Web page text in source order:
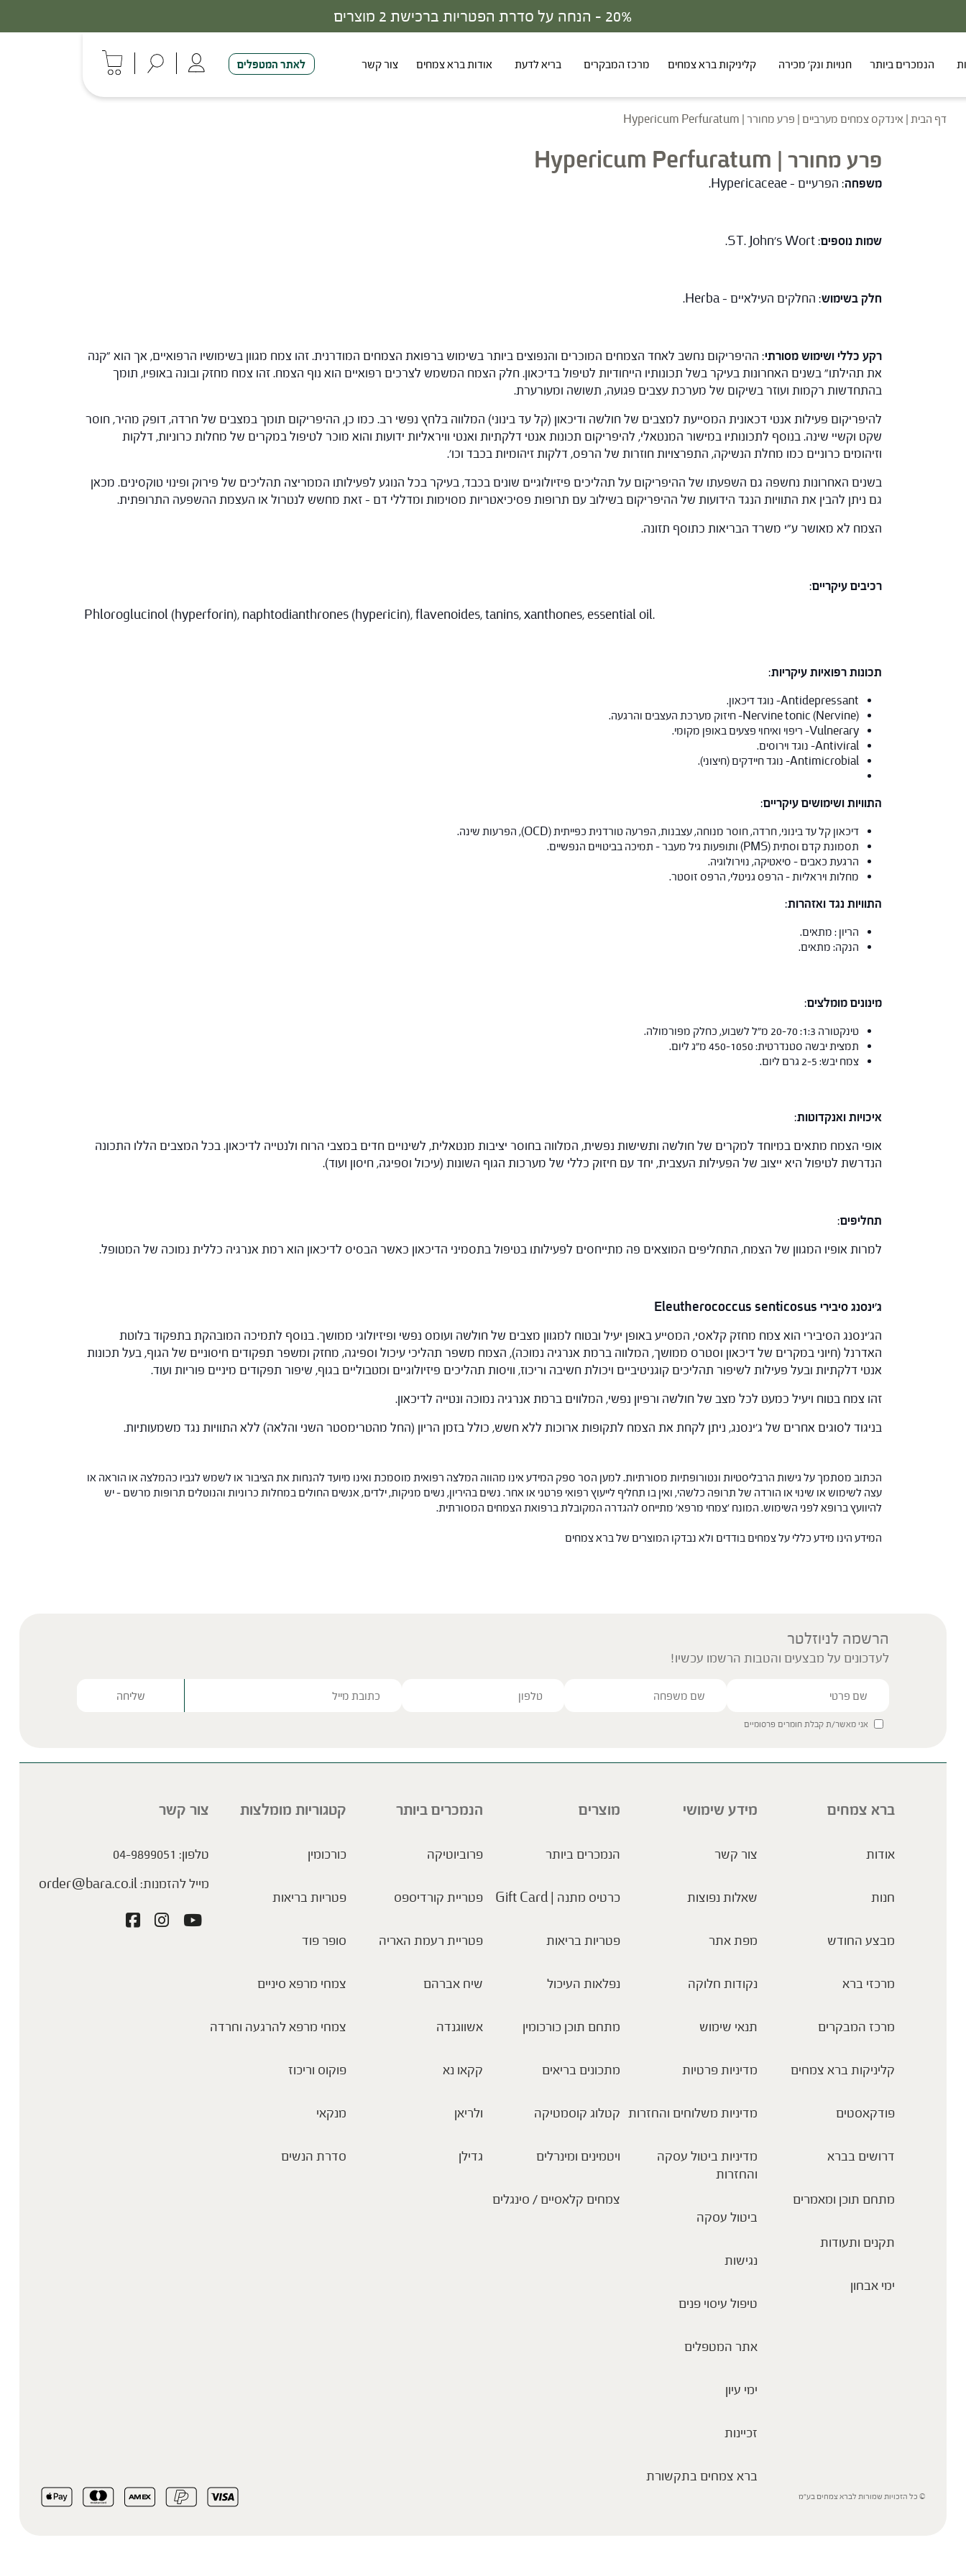
הנמכרים ביותר חנויות ונק' מכירה קליניקות ברא צמחים מרכז המבקרים בריא לדעת אודות ברא צמחים צור קשר לאתר המטפלים
דף הבית | אינדקס צמחים מערביים | פרע מחורר | Hypericum Perfuratum
פרע מחורר | Hypericum Perfuratum
משפחה: הפרעיים – Hypericaceae.
שמות נוספים: ST. John's Wort.
חלק בשימוש: החלקים העילאיים – Herba.
רקע כללי ושימוש מסורתי: ההיפריקום נחשב לאחד הצמחים המוכרים והנפוצים ביותר בשימוש ברפואת הצמחים המודרנית. זהו צמח מגוון בשימושיו הרפואיים, אך הוא "קנה
את תהילתו" בשנים האחרונות בעיקר בשל תכונותיו הייחודיות לטיפול בדיכאון. חלק הצמח המשמש לצרכים רפואיים הוא נוף הצמח. זהו צמח מחזק ובונה באופיו, תומך
בהתחדשות רקמות ועוזר בשיקום של מערכת עצבים פגועה, תשושה ומעורערת.
להיפריקום פעילות אנטי דכאונית המסייעת למצבים של חולשה ודיכאון (קל עד בינוני) המלווה בלחץ נפשי רב. כמו כן, ההיפריקום תומך במצבים של חרדה, דופק מהיר, חוסר
שקט וקשיי שינה. בנוסף לתכונותיו במישור המנטאלי, להיפריקום תכונות אנטי דלקתיות ואנטי וויראליות ידועות והוא מוכר לטיפול במקרים של מחלות כרוניות, דלקות
וזיהומים כרוניים כמו מחלת הנשיקה, התפרצויות חוזרות של הרפס, דלקות זיהומיות בכבד וכו'.
בשנים האחרונות נחשפה גם השפעתו של ההיפריקום על תהליכים פיזיולוגיים שונים בכבד, בעיקר בכל הנוגע לפעילותו הממריצה תהליכים של פירוק ופינוי טוקסינים. מכאן
גם ניתן להבין את התוויות הנגד הידועות של ההיפריקום בשילוב עם תרופות פסיכיאטריות מסוימות ומדללי דם – זאת מחשש לנטרול או העצמת ההשפעה התרופתית.
הצמח לא מאושר ע"י משרד הבריאות כתוסף תזונה.
רכיבים עיקריים:
Phloroglucinol (hyperforin), naphtodianthrones (hypericin), flavenoides, tanins, xanthones, essential oil.
תכונות רפואיות עיקריות:
Antidepressant- נוגד דיכאון.
(Nervine tonic (Nervine- חיזוק מערכת העצבים והרגעה.
Vulnerary- ריפוי ואיחוי פצעים באופן מקומי.
Antiviral- נוגד וירוסים.
Antimicrobial- נוגד חיידקים (חיצוני).
התוויות ושימושים עיקריים:
דיכאון קל עד בינוני, חרדה, חוסר מנוחה, עצבנות, הפרעה טורדנית כפייתית (OCD), הפרעות שינה.
תסמונת קדם וסתית (PMS) ותופעות גיל מעבר – תמיכה בביטויים הנפשיים.
הרגעת כאבים – סיאטיקה, נוירולוגיה.
מחלות ויראליות – הרפס גניטלי, הרפס זוסטר.
התוויות נגד ואזהרות:
הריון : מתאים.
הנקה: מתאים.
מינונים מומלצים:
טינקטורה 1:3: 20-70 מ"ל לשבוע, כחלק מפורמולה.
תמצית יבשה סטנדרטית: 450-1050 מ"ג ליום.
צמח יבש: 2-5 גרם ליום.
איכויות ואנקדוטות:
אופי הצמח מתאים במיוחד למקרים של חולשה ותשישות נפשית, המלווה בחוסר יציבות מנטאלית, לשינויים חדים במצבי הרוח ולנטייה לדיכאון. בכל המצבים הללו התכונה
הנדרשת לטיפול היא ייצוב של הפעילות העצבית, יחד עם חיזוק כללי של מערכות הגוף השונות (עיכול וספיגה, חיסון ועוד).
תחליפים:
למרות אופיו המגוון של הצמח, התחליפים המוצאים פה מתייחסים לפעילותו בטיפול בתסמיני הדיכאון כאשר הבסיס לדיכאון הוא רמת אנרגיה כללית נמוכה של המטופל.
ג'ינסנג סיבירי Eleutherococcus senticosus
הג'ינסנג הסיבירי הוא צמח מחזק קלאסי, המסייע באופן יעיל ובטוח למגוון מצבים של חולשה ועומס נפשי ופיזיולוגי ממושך. בנוסף לתמיכה המובהקת בתפקוד בלוטת
האדרנל (חיוני במקרים של דיכאון וסטרס ממושך, המלווה ברמת אנרגיה נמוכה), הצמח משפר תהליכי עיכול וספיגה, מחזק ומשפר תפקודים חיסוניים של הגוף, בעל תכונות
אנטי דלקתיות ובעל פעילות לשיפור תהליכים קוגניטיביים ויכולת חשיבה וריכוז, וויסות תהליכים פיזיולוגיים ומטבוליים בגוף, שיפור תפקודים מיניים פוריות ועוד.
זהו צמח בטוח ויעיל כמעט לכל מצב של חולשה ורפיון נפשי, המלווים ברמת אנרגיה נמוכה ונטייה לדיכאון.
בניגוד לסוגים אחרים של ג'ינסנג, ניתן לקחת את הצמח לתקופות ארוכות ללא חשש, כולל בזמן הריון (החל מהטרימסטר השני והלאה) ללא התוויות נגד משמעותיות.
הכתוב מסתמך על גישות הרבליסטיות ונטורופתיות מסורתיות. למען הסר ספק המידע אינו מהווה המלצה רפואית מוסמכת ואינו מיועד להנחות את הציבור או לשמש לגביו כהמלצה או הוראה או
עצה לשימוש או שינוי או הורדה של תרופה כלשהי, ואין בו תחליף לייעוץ רפואי פרטני או אחר. נשים בהיריון, נשים מניקות, ילדים, אנשים החולים במחלות כרוניות והנוטלים תרופות מרשם – יש
להיוועץ ברופא לפני השימוש. המונח 'צמחי מרפא' מתייחס להגדרה המקובלת ברפואת הצמחים המסורתית.
המידע הינו מידע כללי על צמחים בודדים ולא נבדקו המוצרים של ברא צמחים
הרשמה לניוזלטר
לעדכונים על מבצעים והטבות הרשמו עכשיו!
אני מאשר/ת קבלת חומרים פרסומיים
ברא צמחים
אודות
חנות
מבצע החודש
מרכזי ברא
מרכז המבקרים
קליניקות ברא צמחים
פודקאסטים
דרושים בברא
מתחם תוכן ומאמרים
תקנים ותעודות
ימי אבחון
מידע שימושי
צור קשר
שאלות נפוצות
מפת אתר
נקודות חלוקה
תנאי שימוש
מדיניות פרטיות
מדיניות משלוחים והחזרות
מדיניות ביטול עסקה
והחזרות
ביטול עסקה
נגישות
טיפול עיסוי פנים
אתר המטפלים
ימי עיון
זכיינות
ברא צמחים בתקשורת
מוצרים
הנמכרים ביותר
כרטיס מתנה | Gift Card
פטריות בריאות
נפלאות העיכול
מתחם תוכן כורכומין
מתכונים בריאים
קטלוג קוסמטיקה
ויטמינים ומינרלים
צמחים קלאסיים / סינגלים
הנמכרים ביותר
פרוביוטיקה
פטריית קורדיספס
פטריית רעמת האריה
שיח אברהם
אשווגנדה
קקאו נא
ולריאן
גדילן
קטגוריות מומלצות
כורכומין
פטריות בריאות
סופר פוד
צמחי מרפא סיניים
צמחי מרפא להרגעה וחרדה
פוקוס וריכוז
מנקאי
סדרת הנשים
צור קשר
טלפון: 04-9899051
מייל להזמנות:order@bara.co.il
© כל הזכויות שמורות לברא צמחים בע”מ